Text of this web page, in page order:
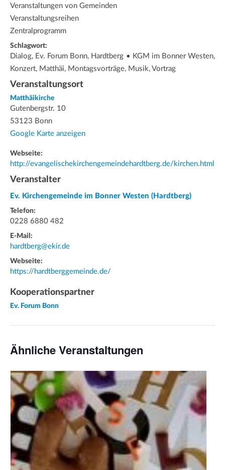
Veranstaltungen von Gemeinden
Veranstaltungsreihen
Zentralprogramm
Schlagwort:
Dialog, Ev. Forum Bonn, Hardtberg • KGM im Bonner Westen,
Konzert, Matthäi, Montagsvorträge, Musik, Vortrag
Veranstaltungsort
Matthäikirche
Gutenbergstr. 10
53123 Bonn
Google Karte anzeigen
Webseite:
http://evangelischekirchengemeindehardtberg.de/kirchen.html
Veranstalter
Ev. Kirchengemeinde im Bonner Westen (Hardtberg)
Telefon:
0228 6880 482
E-Mail:
hardtberg@ekir.de
Webseite:
https://hardtberggemeinde.de/
Kooperationspartner
Ev. Forum Bonn
Ähnliche Veranstaltungen